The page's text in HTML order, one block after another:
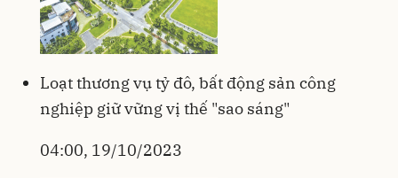
Loạt thương vụ tỷ đô, bất động sản công
nghiệp giữ vững vị thế "sao sáng"
04:00, 19/10/2023